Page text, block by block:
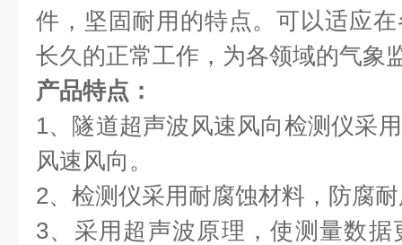
件，坚固耐用的特点。可以适应
长久的正常工作，为各领域的气象
产品特点：
1、隧道超声波风速风向检测仪采
风速风向。
2、检测仪采用耐腐蚀材料，防腐
3、采用超声波原理，使测量数